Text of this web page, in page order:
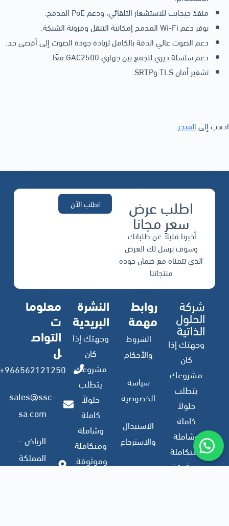
منفذ جيجابت للاستشعار التلقائي، ودعم PoE المدمج.
يوفر دعم Wi-Fi المدمج إمكانية التنقل ومرونة الشبكة.
دعم الصوت عالي الدقة بالكامل لزيادة جودة الصوت إلى أقصى حد.
دعم سلسلة ديزي للجمع بين جهازي GAC2500 معًا.
تشفير أمان TLS وSRTP.
اذهب إلىالمتجر.
اطلب عرض
سعر مجانا
أخبرنا قليلاً عن طلباتك.
وسوف نرسل لك العرض
الذي تتمناه مع ضمان جوده
منتجاتنا
اطلب الآن
شركة
الحلول
الذاتية
وجهتك إذا
كان
مشروعك
يتطلب
حلولاً
كاملة
وشاملة
ومتكاملة
وموثوقة.
روابط
مهمة
الشروط
والأحكام
سياسة
الخصوصية
الاستبدال
والاسترجاع
النشرة
البريدية
وجهتك إذا
كان
مشروعك
يتطلب
حلولاً
كاملة
وشاملة
ومتكاملة
وموثوقة.
معلوما
ت
التواص
ل
966562121250+
sales@ssc-
sa.com
الرياض -
المملكة